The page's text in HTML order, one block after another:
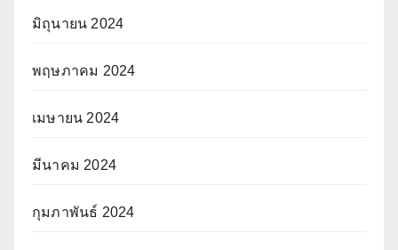
มิถุนายน 2024
พฤษภาคม 2024
เมษายน 2024
มีนาคม 2024
กุมภาพันธ์ 2024